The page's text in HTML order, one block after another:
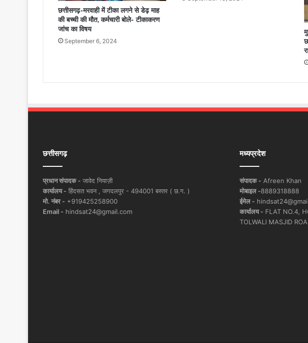
छत्तीसगढ़-मरवाही में टीका लगने से डेढ़ माह
की बच्ची की मौत, कर्मचारी बोले- टीकाकरण
जांच का विषय
September 6, 2024
छत्तीसगढ़
प्रधान संपादक - जावेद नियाज़ी
कार्यालय - हिंदसत भवन , जगदलपुर - 494001 बस्तर ( छ.ग. )
मो. नंबर - +919425258900
Email - hindsat24@gmail.com
मध्यप्रदेश
संपादक - Afreen Khan
मोबाइल -8889318888
ईमेल -
कार्यालय - FLAT NO.4,
TOLWALI MASJID